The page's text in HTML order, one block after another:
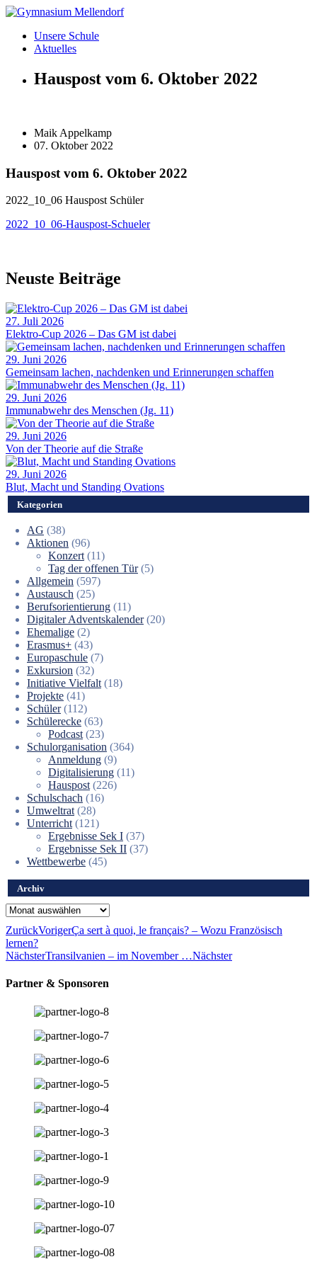
Zum
wechselnUnsere Schule
Aktuelles
Hauspost vom 6. Oktober 2022
Maik Appelkamp
07. Oktober 2022
Hauspost vom 6. Oktober 2022
2022_10_06 Hauspost Schüler
2022_10_06-Hauspost-Schueler
Neuste Beiträge
27. Juli 2026
Elektro-Cup 2026 – Das GM ist dabei
29. Juni 2026
Gemeinsam lachen, nachdenken und Erinnerungen schaffen
29. Juni 2026
Immunabwehr des Menschen (Jg. 11)
29. Juni 2026
Von der Theorie auf die Straße
29. Juni 2026
Blut, Macht und Standing Ovations
Kategorien
AG (38)
Aktionen (96)
Konzert (11)
Tag der offenen Tür(5)
Allgemein (597)
Austausch (25)
Berufsorientierung (11)
Digitaler Adventskalender(20)
Ehemalige (2)
Erasmus+ (43)
Europaschule (7)
Exkursion (32)
Initiative Vielfalt (18)
Projekte (41)
Schüler(112)
Schülerecke (63)
Podcast (23)
Schulorganisation (364)
Anmeldung (9)
Digitalisierung (11)
Hauspost (226)
Schulschach (16)
Umweltrat (28)
Unterricht (121)
Ergebnisse Sek I (37)
Ergebnisse Sek II (37)
Wettbewerbe (45)
Archiv
Archiv
ZurückVorigerÇa sert à quoi, le français? – Wozu Französisch
lernen?
NächsterTransilvanien – im November …Nächster
Partner & Sponsoren